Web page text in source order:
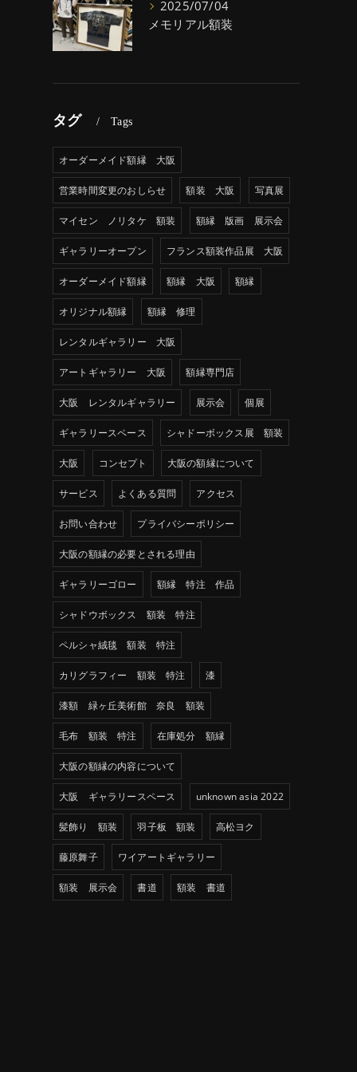
2025/07/04
メモリアル額装
タグ Tags
オーダーメイド額縁 大阪
営業時間変更のおしらせ 額装 大阪 写真展
マイセン ノリタケ 額装 額縁 版画 展示会
ギャラリーオープン フランス額装作品展 大阪
オーダーメイド額縁 額縁 大阪 額縁
オリジナル額縁 額縁 修理
レンタルギャラリー 大阪
アートギャラリー 大阪 額縁専門店
大阪 レンタルギャラリー 展示会 個展
ギャラリースペース シャドーボックス展 額装
大阪 コンセプト 大阪の額縁について
サービス よくある質問 アクセス
お問い合わせ プライバシーポリシー
大阪の額縁の必要とされる理由
ギャラリーゴロー 額縁 特注 作品
シャドウボックス 額装 特注
ペルシャ絨毯 額装 特注
カリグラフィー 額装 特注 漆
漆額 緑ヶ丘美術館 奈良 額装
毛布 額装 特注 在庫処分 額縁
大阪の額縁の内容について
大阪 ギャラリースペース unknown asia 2022
髪飾り 額装 羽子板 額装 高松ヨク
藤原舞子 ワイアートギャラリー
額装 展示会 書道 額装 書道